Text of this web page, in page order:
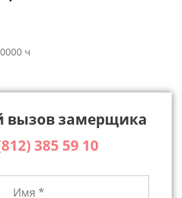
ч
вызов замерщика
385 59 10